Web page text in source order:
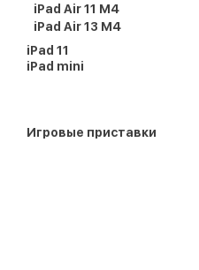
iPad Air 11 M4
iPad Air 13 M4
iPad 11
iPad mini
Игровые приставки